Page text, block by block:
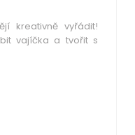
kreativně vyřádit!
vajíčka a tvořit s